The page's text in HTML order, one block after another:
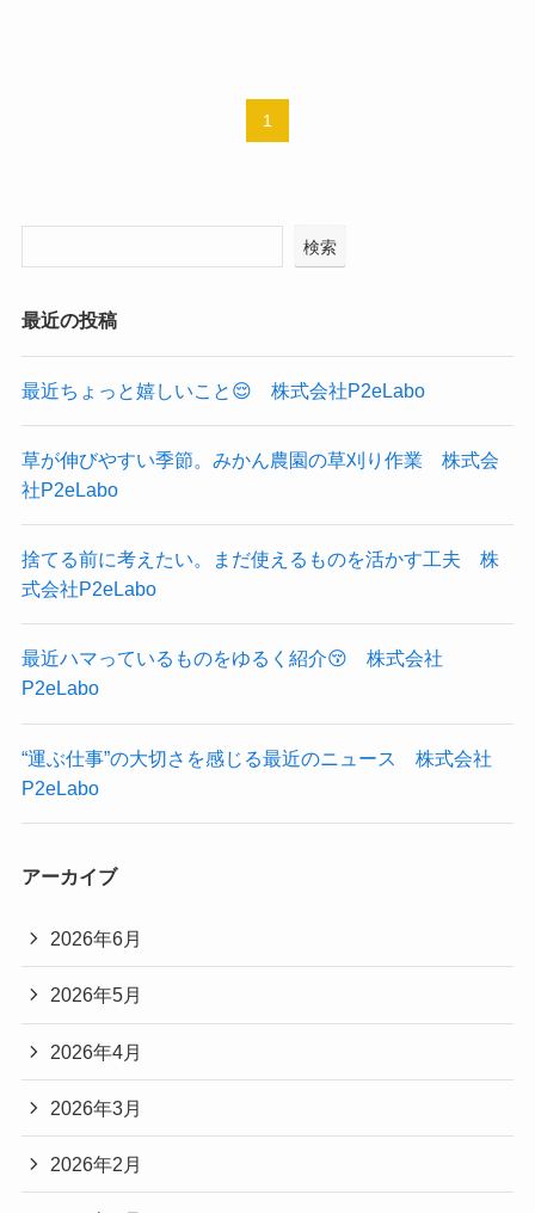
1
検索
最近の投稿
最近ちょっと嬉しいこと😌 株式会社P2eLabo
草が伸びやすい季節。みかん農園の草刈り作業 株式会
社P2eLabo
捨てる前に考えたい。まだ使えるものを活かす工夫 株
式会社P2eLabo
最近ハマっているものをゆるく紹介😚 株式会社
P2eLabo
“運ぶ仕事”の大切さを感じる最近のニュース 株式会社
P2eLabo
アーカイブ
2026年6月
2026年5月
2026年4月
2026年3月
2026年2月